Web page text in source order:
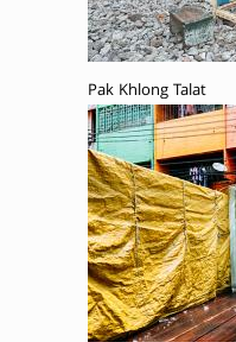
Pak Khlong Talat